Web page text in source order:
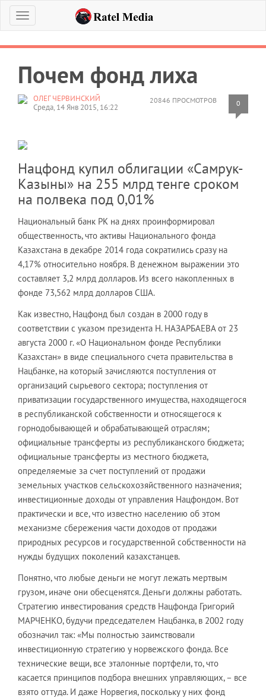
Меню
Почем фонд лиха
20846 ПРОСМОТРОВ 0
ОЛЕГ ЧЕРВИНСКИЙ
Среда, 14 Янв 2015, 16:22
Нацфонд купил облигации «Самрук-
Казыны» на 255 млрд тенге сроком
на полвека под 0,01%
Национальный банк РК на днях проинформировал
общественность, что активы Национального фонда
Казахстана в декабре 2014 года сократились сразу на
4,17% относительно ноября. В денежном выражении это
составляет 3,2 млрд долларов. Из всего накопленных в
фонде 73,562 млрд долларов США.
Как известно, Нацфонд был создан в 2000 году в
соответствии с указом президента Н. НАЗАРБАЕВА от 23
августа 2000 г. «О Национальном фонде Республики
Казахстан» в виде специального счета правительства в
Нацбанке, на который зачисляются поступления от
организаций сырьевого сектора; поступления от
приватизации государственного имущества, находящегося
в республиканской собственности и относящегося к
горнодобывающей и обрабатывающей отраслям;
официальные трансферты из республиканского бюджета;
официальные трансферты из местного бюджета,
определяемые за счет поступлений от продажи
земельных участков сельскохозяйственного назначения;
инвестиционные доходы от управления Нацфондом. Вот
практически и все, что известно населению об этом
механизме сбережения части доходов от продажи
природных ресурсов и государственной собственности на
нужды будущих поколений казахстанцев.
Понятно, что любые деньги не могут лежать мертвым
грузом, иначе они обесценятся. Деньги должны работать.
Стратегию инвестирования средств Нацфонда Григорий
МАРЧЕНКО, будучи председателем Нацбанка, в 2002 году
обозначил так: «Мы полностью заимствовали
инвестиционную стратегию у норвежского фонда. Все
технические вещи, все эталонные портфели, то, что
касается принципов подбора внешних управляющих, – все
взято оттуда. И даже Норвегия, поскольку у них фонд